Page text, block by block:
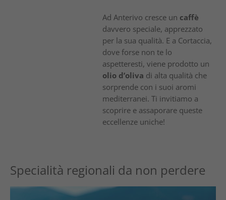
Ad Anterivo cresce un caffè
davvero speciale, apprezzato
per la sua qualità. E a Cortaccia,
dove forse non te lo
aspetteresti, viene prodotto un
olio d’oliva di alta qualità che
sorprende con i suoi aromi
mediterranei. Ti invitiamo a
scoprire e assaporare queste
eccellenze uniche!
Specialità regionali da non perdere